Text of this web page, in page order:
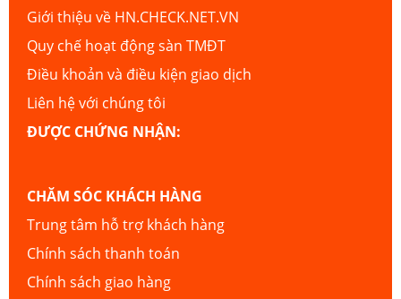
Giới thiệu về HN.CHECK.NET.VN
Quy chế hoạt động sàn TMĐT
Điều khoản và điều kiện giao dịch
Liên hệ với chúng tôi
ĐƯỢC CHỨNG NHẬN:
CHĂM SÓC KHÁCH HÀNG
Trung tâm hỗ trợ khách hàng
Chính sách thanh toán
Chính sách giao hàng